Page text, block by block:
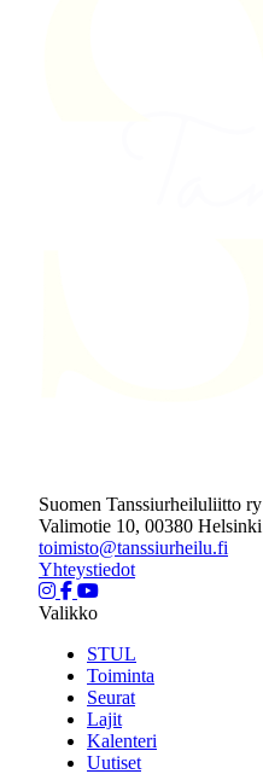
Suomen Tanssiurheiluliitto ry
Valimotie 10, 00380 Helsinki
toimisto@tanssiurheilu.fi
Yhteystiedot
Valikko
STUL
Toiminta
Seurat
Lajit
Kalenteri
Uutiset